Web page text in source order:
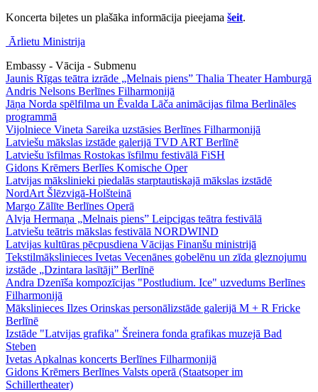
Koncerta biļetes un plašāka informācija pieejama šeit.
Ārlietu Ministrija
Embassy - Vācija - Submenu
Jaunis Rīgas teātra izrāde „Melnais piens” Thalia Theater Hamburgā
Andris Nelsons Berlīnes Filharmonijā
Jāņa Norda spēlfilma un Ēvalda Lāča animācijas filma Berlināles
programmā
Vijolniece Vineta Sareika uzstāsies Berlīnes Filharmonijā
Latviešu mākslas izstāde galerijā TVD ART Berlīnē
Latviešu īsfilmas Rostokas īsfilmu festivālā FiSH
Gidons Krēmers Berlīes Komische Oper
Latvijas mākslinieki piedalās starptautiskajā mākslas izstādē
NordArt Šlēzvigā-Holšteinā
Margo Zālīte Berlīnes Operā
Alvja Hermaņa „Melnais piens” Leipcigas teātra festivālā
Latviešu teātris mākslas festivālā NORDWIND
Latvijas kultūras pēcpusdiena Vācijas Finanšu ministrijā
Tekstilmākslinieces Ivetas Vecenānes gobelēnu un zīda gleznojumu
izstāde „Dzintara lasītāji” Berlīnē
Andra Dzenīša kompozīcijas "Postludium. Ice" uzvedums Berlīnes
Filharmonijā
Mākslinieces Ilzes Orinskas personālizstāde galerijā M + R Fricke
Berlīnē
Izstāde "Latvijas grafika" Šreinera fonda grafikas muzejā Bad
Steben
Ivetas Apkalnas koncerts Berlīnes Filharmonijā
Gidons Krēmers Berlīnes Valsts operā (Staatsoper im
Schillertheater)